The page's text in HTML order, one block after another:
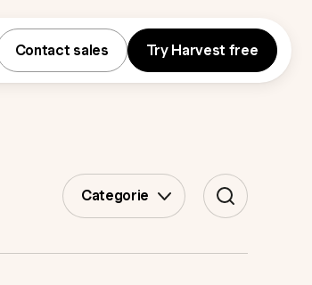
Contact sales Try Harvest free
Categorie